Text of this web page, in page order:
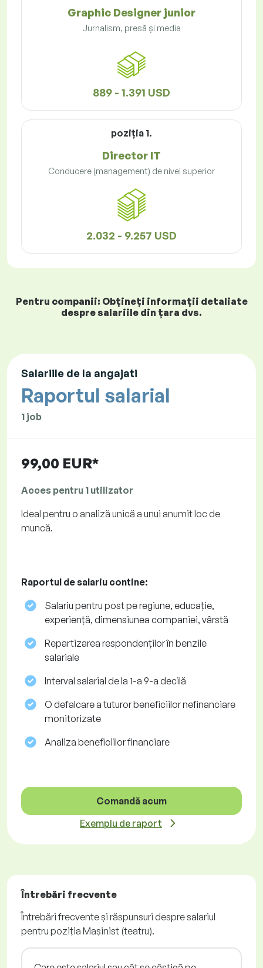
Graphic Designer junior
Jurnalism, presă și media
889 - 1.391 USD
poziţia 1.
Director IT
Conducere (management) de nivel superior
2.032 - 9.257 USD
Pentru companii: Obțineți informații detaliate
despre salariile din țara dvs.
Salariile de la angajati
Raportul salarial
1 job
99,00 EUR*
Acces pentru 1 utilizator
Ideal pentru o analiză unică a unui anumit loc de
muncă.
Raportul de salariu contine:
Salariu pentru post pe regiune, educație,
experiență, dimensiunea companiei, vârstă
Repartizarea respondenților în benzile
salariale
Interval salarial de la 1-a 9-a decilă
O defalcare a tuturor beneficiilor nefinanciare
monitorizate
Analiza beneficiilor financiare
Comandă acum
Exemplu de raport
Întrebări frecvente
Întrebări frecvente și răspunsuri despre salariul
pentru poziția Mașinist (teatru).